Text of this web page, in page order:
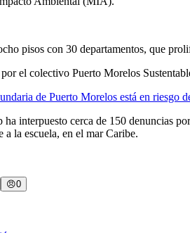
pisos con 30 departamentos, que
el colectivo Puerto Morelos
de Puerto Morelos está en riesgo
ha interpuesto cerca de 150 denuncias
la escuela, en el mar Caribe.
😠0